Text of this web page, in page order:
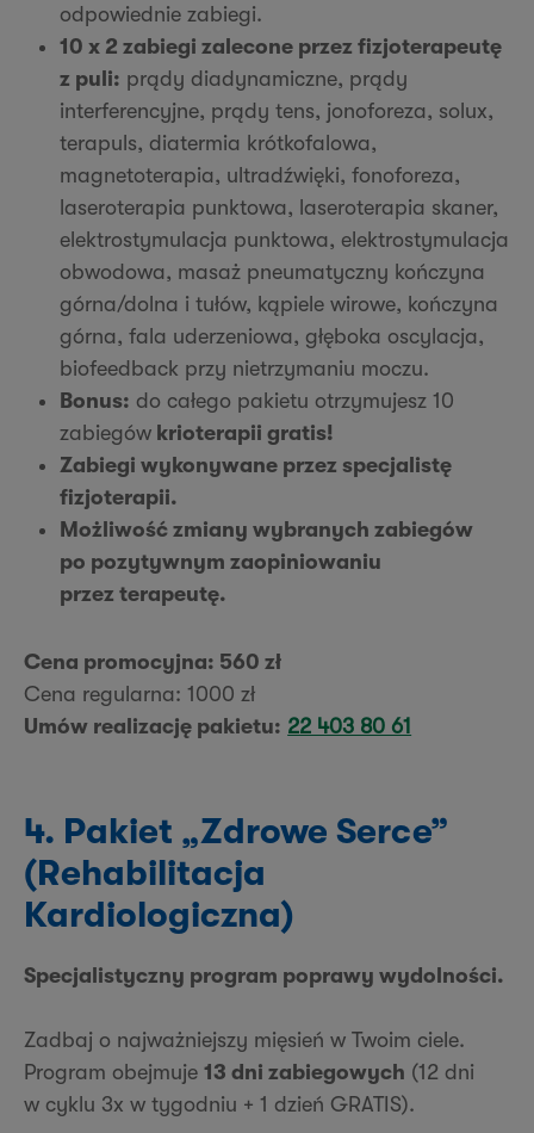
odpowiednie zabiegi.
10 x 2 zabiegi zalecone przez fizjoterapeutę
z puli: prądy diadynamiczne, prądy
interferencyjne, prądy tens, jonoforeza, solux,
terapuls, diatermia krótkofalowa,
magnetoterapia, ultradźwięki, fonoforeza,
laseroterapia punktowa, laseroterapia skaner,
elektrostymulacja punktowa, elektrostymulacja
obwodowa, masaż pneumatyczny kończyna
górna/dolna i tułów, kąpiele wirowe, kończyna
górna, fala uderzeniowa, głęboka oscylacja,
biofeedback przy nietrzymaniu moczu.
Bonus: do całego pakietu otrzymujesz 10
zabiegów krioterapii gratis!
Zabiegi wykonywane przez specjalistę
fizjoterapii.
Możliwość zmiany wybranych zabiegów
po pozytywnym zaopiniowaniu
przez terapeutę.
Cena promocyjna: 560 zł
Cena regularna: 1000 zł
Umów realizację pakietu: 22 403 80 61
4. Pakiet „Zdrowe Serce”
(Rehabilitacja
Kardiologiczna)
Specjalistyczny program poprawy wydolności.
Zadbaj o najważniejszy mięsień w Twoim ciele.
Program obejmuje13 dni zabiegowych (12 dni
w cyklu 3x w tygodniu + 1 dzień GRATIS).